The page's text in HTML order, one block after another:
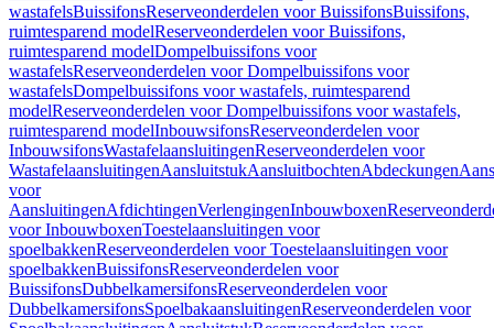
wastafelsBuissifonsReserveonderdelen voor BuissifonsBuissifons,
ruimtesparend modelReserveonderdelen voor Buissifons,
ruimtesparend modelDompelbuissifons voor
wastafelsReserveonderdelen voor Dompelbuissifons voor
wastafelsDompelbuissifons voor wastafels, ruimtesparend
modelReserveonderdelen voor Dompelbuissifons voor wastafels,
ruimtesparend modelInbouwsifonsReserveonderdelen voor
InbouwsifonsWastafelaansluitingenReserveonderdelen voor
WastafelaansluitingenAansluitstukAansluitbochtenAbdeckungen
voor
AansluitingenAfdichtingenVerlengingenInbouwboxen
voor InbouwboxenToestelaansluitingen voor
spoelbakkenReserveonderdelen voor Toestelaansluitingen voor
spoelbakkenBuissifonsReserveonderdelen voor
BuissifonsDubbelkamersifonsReserveonderdelen voor
DubbelkamersifonsSpoelbakaansluitingenReserveonderdelen voor